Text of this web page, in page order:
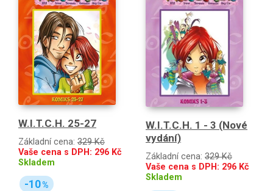
W.I.T.C.H. 25-27
Základní cena: 329 Kč
Vaše cena s DPH: 296 Kč
Skladem
-10%
W.I.T.C.H. 1 - 3 (Nové
vydání)
Základní cena: 329 Kč
Vaše cena s DPH: 296 Kč
Skladem